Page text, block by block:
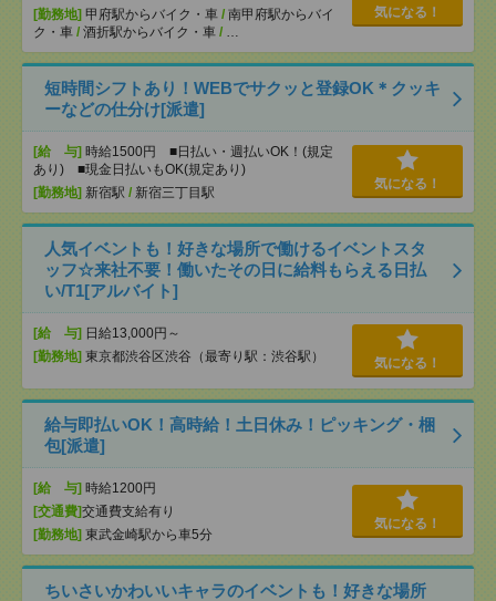
[勤務地] 甲府駅からバイク・車 / 南甲府駅からバイ
ク・車 / 酒折駅からバイク・車 / …
気になる！
短時間シフトあり！WEBでサクッと登録OK＊クッキ
ーなどの仕分け[派遣]
[給 与] 時給1500円 ■日払い・週払いOK！(規定
あり) ■現金日払いもOK(規定あり)
[勤務地] 新宿駅 / 新宿三丁目駅
気になる！
人気イベントも！好きな場所で働けるイベントスタ
ッフ☆来社不要！働いたその日に給料もらえる日払
い/T1[アルバイト]
[給 与] 日給13,000円～
[勤務地] 東京都渋谷区渋谷（最寄り駅：渋谷駅） 気になる！
給与即払いOK！高時給！土日休み！ピッキング・梱
包[派遣]
[給 与] 時給1200円
[交通費]交通費支給有り
[勤務地] 東武金崎駅から車5分
気になる！
ちいさいかわいいキャラのイベントも！好きな場所